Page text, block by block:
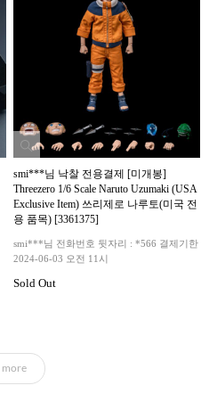
smi***님 낙찰 전용결제 [미개봉]
Threezero 1/6 Scale Naruto Uzumaki (USA
Exclusive Item) 쓰리제로 나루토(미국 전
용 품목) [3361375]
smi***님 전화번호 뒷자리 : *566 결제기한
2024-06-03 오전 11시
Sold Out
more